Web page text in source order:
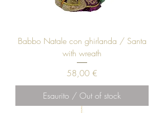
Babbo Natale con ghirlanda / Santa
with wreath
Prezzo
58,00 €
Esaurito / Out of stock